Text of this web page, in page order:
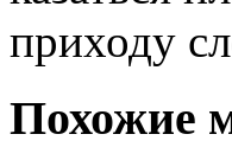
приходу
Похожие